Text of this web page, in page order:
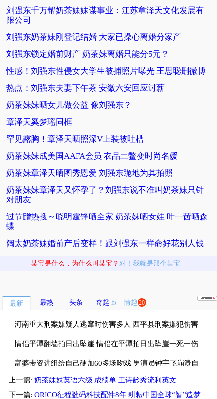
刘强东千万帮奶茶妹妹谋事业：江苏章泽天文化发展有
限公司
刘强东奶茶妹刚登记结婚 大家已操心离婚分家产
刘强东锁定婚前财产 奶茶妹离婚只能分5元？
性感！刘强东性侵女大学生被捕照片曝光 王思聪删微博
热点：刘强东夫妻下午茶 安徽六安回应讨薪
奶茶妹妹晒女儿做公益 像刘强东？
章泽天奚梦瑶同框
罕见露胸！章泽天晒照深V上装被吐槽
奶茶妹妹成美国AAFA会员 衣品土鳖变时尚名媛
奶茶妹章泽天晒图秀恩爱 刘强东跪地为其拍照
奶茶妹妹章泽天又怀孕了？刘强东说不准叫奶茶妹只针
对朋友
过节蹭热搜～晓明霆锋晒全家 奶茶妹晒女娃 叶一茜晒森
蝶
阔太奶茶妹婚前产后变样！跟刘强东一样命好花别人钱
某宝是什么，为什么叫某宝？ 对！我就是那个某宝
最新 最热 头条 奇趣 情趣 20
河南重大刑案嫌疑人逃窜时伤害多人 西平县刑案嫌犯伤害
多名无辜群众
情侣平潭翻墙拍日出坠崖 情侣在平潭拍日出坠崖一死一伤
富婆带资进组给自己硬加60多场吻戏 男演员钟宇飞崩溃自
曝遇富婆加吻戏
上一篇: 奶茶妹妹英语六级 成绩单 王诗龄秀流利英文
下一篇: ORICO征程数码科技配件8年 耕耘中国全球“智”造梦